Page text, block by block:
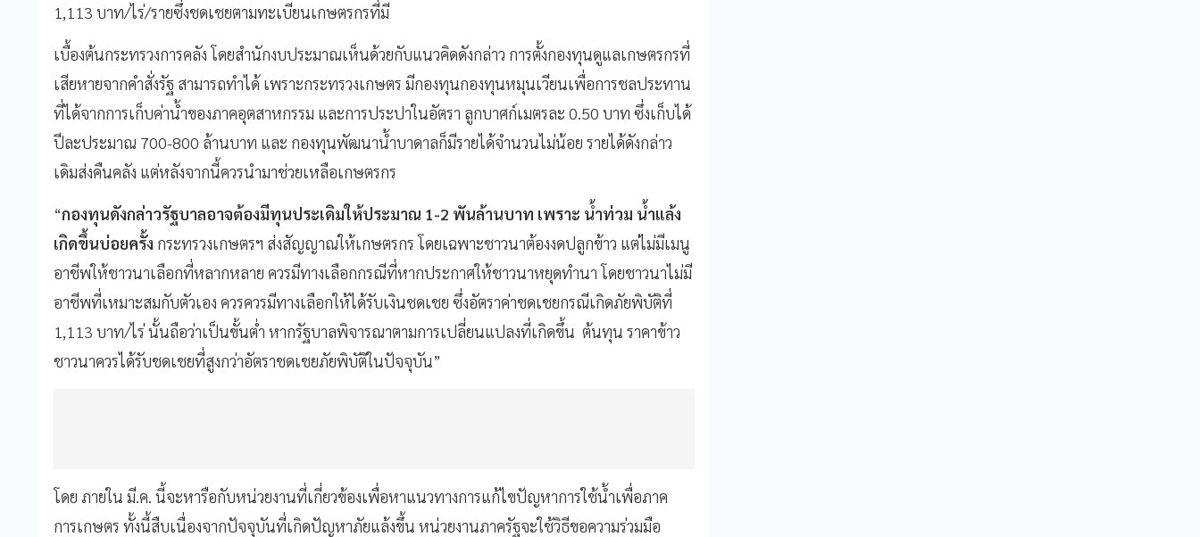
1,113 บาท/ไร่/รายซึ่งชดเชยตามทะเบียนเกษตรกรที่มี
เบื้องต้นกระทรวงการคลัง โดยสำนักงบประมาณเห็นด้วยกับแนวคิดดังกล่าว การตั้งกองทุนดูแลเกษตรกรที่
เสียหายจากคำสั่งรัฐ สามารถทำได้ เพราะกระทรวงเกษตร มีกองทุนกองทุนหมุนเวียนเพื่อการชลประทาน
ที่ได้จากการเก็บค่าน้ำของภาคอุตสาหกรรม และการประปาในอัตรา ลูกบาศก์เมตรละ 0.50 บาท ซึ่งเก็บได้
ปีละประมาณ 700-800 ล้านบาท และ กองทุนพัฒนาน้ำบาดาลก็มีรายได้จำนวนไม่น้อย รายได้ดังกล่าว
เดิมส่งคืนคลัง แต่หลังจากนี้ควรนำมาช่วยเหลือเกษตรกร
“กองทุนดังกล่าวรัฐบาลอาจต้องมีทุนประเดิมให้ประมาณ 1-2 พันล้านบาท เพราะ น้ำท่วม น้ำแล้ง
เกิดขึ้นบ่อยครั้ง กระทรวงเกษตรฯ ส่งสัญญาณให้เกษตรกร โดยเฉพาะชาวนาต้องงดปลูกข้าว แต่ไม่มีเมนู
อาชีพให้ชาวนาเลือกที่หลากหลาย ควรมีทางเลือกกรณีที่หากประกาศให้ชาวนาหยุดทำนา โดยชาวนาไม่มี
อาชีพที่เหมาะสมกับตัวเอง ควรควรมีทางเลือกให้ได้รับเงินชดเชย ซึ่งอัตราค่าชดเชยกรณีเกิดภัยพิบัติที่
1,113 บาท/ไร่ นั้นถือว่าเป็นขั้นต่ำ หากรัฐบาลพิจารณาตามการเปลี่ยนแปลงที่เกิดขึ้น ต้นทุน ราคาข้าว
ชาวนาควรได้รับชดเชยที่สูงกว่าอัตราชดเชยภัยพิบัติในปัจจุบัน”
โดย ภายใน มี.ค. นี้จะหารือกับหน่วยงานที่เกี่ยวข้องเพื่อหาแนวทางการแก้ไขปัญหาการใช้น้ำเพื่อภาค
การเกษตร ทั้งนี้สืบเนื่องจากปัจจุบันที่เกิดปัญหาภัยแล้งขึ้น หน่วยงานภาครัฐจะใช้วิธีขอความร่วมมือ